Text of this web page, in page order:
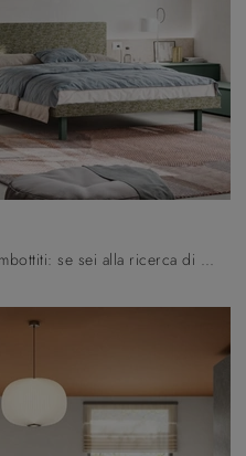
Clicca e scopri di più sui Letti imbottiti: se sei alla ricerca di modelli matrimoniali moderni, il modello Gap Night 16 Orme fa per te.